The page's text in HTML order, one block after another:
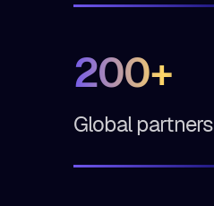
200+
Global partners